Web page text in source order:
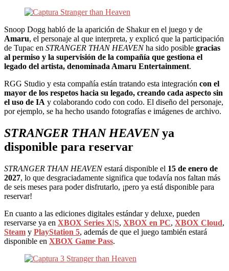
Snoop Dogg habló de la aparición de Shakur en el juego y de
Amaru, el personaje al que interpreta, y explicó que la participación
de Tupac en STRANGER THAN HEAVENha sido posible gracias
al permiso y la supervisión de la compañía que gestiona el
legado del artista, denominada Amaru Entertainment.
RGG Studio y esta compañía están tratando esta integración con el
mayor de los respetos hacia su legado, creando cada aspecto sin
el uso de IA y colaborando codo con codo. El diseño del personaje,
por ejemplo, se ha hecho usando fotografías e imágenes de archivo.
STRANGER THAN HEAVENya
disponible para reservar
STRANGER THAN HEAVENestará disponible el 15 de enero de
2027, lo que desgraciadamente significa que todavía nos faltan más
de seis meses para poder disfrutarlo, ¡pero ya está disponible para
reservar!
En cuanto a las ediciones digitales estándar y deluxe, pueden
reservarse ya en XBOX Series X|S, XBOX en PC, XBOX Cloud,
Steam y PlayStation 5, además de que el juego también estará
disponible en XBOX Game Pass.